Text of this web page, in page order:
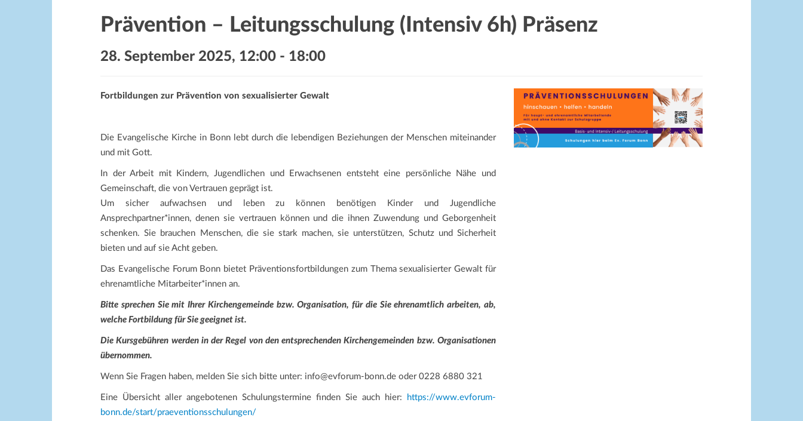
Prävention – Leitungsschulung (Intensiv 6h) Präsenz
28. September 2025, 12:00 - 18:00
Fortbildungen zur Prävention von sexualisierter Gewalt
Die Evangelische Kirche in Bonn lebt durch die lebendigen Beziehungen der Menschen miteinander
und mit Gott.
In der Arbeit mit Kindern, Jugendlichen und Erwachsenen entsteht eine persönliche Nähe und
Gemeinschaft, die von Vertrauen geprägt ist.
Um sicher aufwachsen und leben zu können benötigen Kinder und Jugendliche
Ansprechpartner*innen, denen sie vertrauen können und die ihnen Zuwendung und Geborgenheit
schenken. Sie brauchen Menschen, die sie stark machen, sie unterstützen, Schutz und Sicherheit
bieten und auf sie Acht geben.
Das Evangelische Forum Bonn bietet Präventionsfortbildungen zum Thema sexualisierter Gewalt für
ehrenamtliche Mitarbeiter*innen an.
Bitte sprechen Sie mit Ihrer Kirchengemeinde bzw. Organisation, für die Sie ehrenamtlich arbeiten, ab,
welche Fortbildung für Sie geeignet ist.
Die Kursgebühren werden in der Regel von den entsprechenden Kirchengemeinden bzw. Organisationen
übernommen.
Wenn Sie Fragen haben, melden Sie sich bitte unter: info@evforum-bonn.de oder 0228 6880 321
Eine Übersicht aller angebotenen Schulungstermine finden Sie auch hier:
https://www.evforum-
bonn.de/start/praeventionsschulungen/